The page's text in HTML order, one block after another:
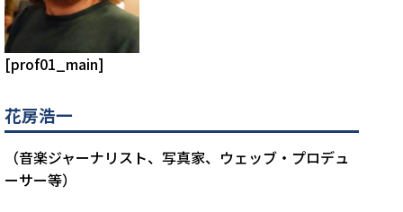
[prof01_main]
花房浩一
（音楽ジャーナリスト、写真家、ウェッブ・プロデュ
ーサー等）